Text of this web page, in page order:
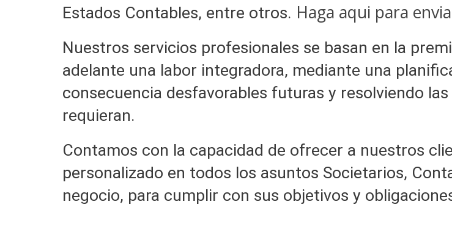
Estados Contables, entre otros. Haga aqui para
Nuestros servicios profesionales se basan en la
adelante una labor integradora, mediante una
consecuencia desfavorables futuras y resolviendo
requieran.
Contamos con la capacidad de ofrecer a nuestros
personalizado en todos los asuntos Societarios,
negocio, para cumplir con sus objetivos y